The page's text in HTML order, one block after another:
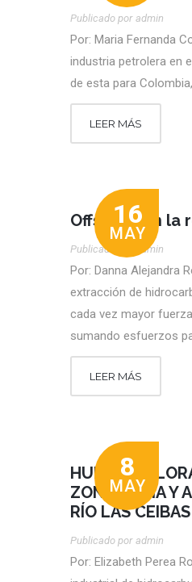
Publicado por Admin
Por: Maria Fernanda
industria petrolera en
de esta para
LEER MÁS
16
MAY
Offshore en la
Publicado por Admin
Por: Danna Alejandra
extracción de
cada vez mayor
sumando esfuerzos
LEER MÁS
8
MAY
HUILA:
ZONA MEDIA Y
RÍO LAS CEIBAS
Publicado por Admin
Por: Elizabeth Perea